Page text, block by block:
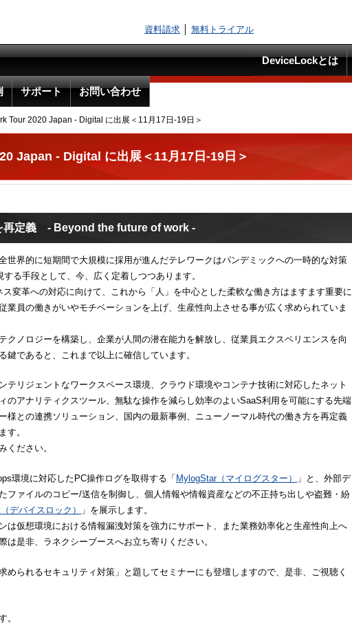
資料請求 無料トライアル
DeviceLockとは
サポート お問い合わせ
Tour 2020 Japan - Digital に出展＜11月17日-19日＞
Japan - Digital に出展＜11月17日-19日＞
再定義 - Beyond the future of work -
世界的に短期間で大規模に採用が進んだテレワークはパンデミックへの一時的な対策
る手段として、今、広く定着しつつあります。
変革への対応に向けて、これから「人」を中心とした柔軟な働き方はますます重要に
業員の働きがいやモチベーションを上げ、生産性向上させる事が広く求められていま
クノロジーを構築し、企業が人間の潜在能力を解放し、従業員エクスペリエンスを向
鍵であると、これまで以上に確信しています。
テリジェントなワークスペース環境、クラウド環境やコンテナ技術に対応したネット
のアナリティクスツール、無駄な操作を減らし効率のよいSaaS利用を可能にする先端
様との連携ソリューション、国内の最新事例、ニューノーマル時代の働き方を再定義
す。
ください。
環境に対応したPC操作ログを取得する「 MylogStar（マイログスター）
」と、外部デ
ファイルのコピー/送信を制御し、個人情報や情報資産などの不正持ち出しや盗難・紛
デバイスロック）
」を展示します。
は仮想環境における情報漏洩対策を強力にサポート、また業務効率化と生産性向上へ
是非、ラネクシーブースへお立ち寄りください。
められるセキュリティ対策」と題してセミナーにも登壇しますので、是非、ご視聴く
。